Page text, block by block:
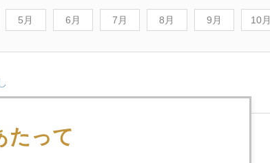
5月 6月 7月 8月 9月 10月
たって